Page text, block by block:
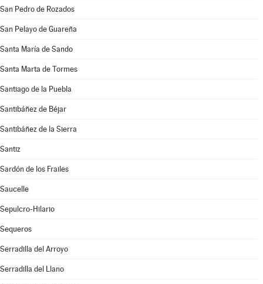
San Pedro de Rozados
San Pelayo de Guareña
Santa María de Sando
Santa Marta de Tormes
Santiago de la Puebla
Santibáñez de Béjar
Santibáñez de la Sierra
Santiz
Sardón de los Frailes
Saucelle
Sepulcro-Hilario
Sequeros
Serradilla del Arroyo
Serradilla del Llano